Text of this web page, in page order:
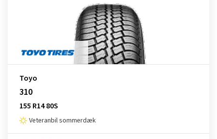
Toyo
310
155 R14 80S
Veteranbil sommerdæk